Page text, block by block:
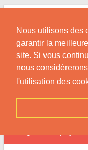
Nous utilisons des
garantir la
site. Si vous
nous
l'utilisation des
Skip
content
Conseils pour des
Afros !